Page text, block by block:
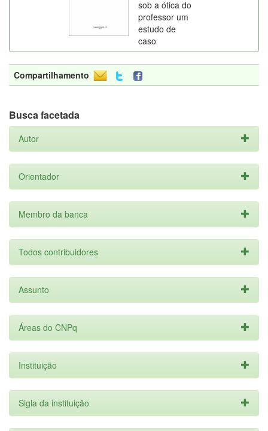
sob a ótica do
professor um
estudo de
caso
Compartilhamento
Busca facetada
Autor
Orientador
Membro da banca
Todos contribuidores
Assunto
Áreas do CNPq
Instituição
Sigla da instituição